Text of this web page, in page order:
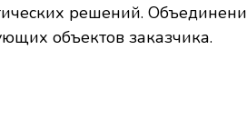
решений.
объектов заказчика.